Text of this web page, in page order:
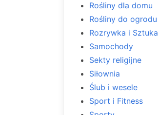
Rośliny dla domu
Rośliny do ogrodu
Rozrywka i Sztuka
Samochody
Sekty religijne
Siłownia
Ślub i wesele
Sport i Fitness